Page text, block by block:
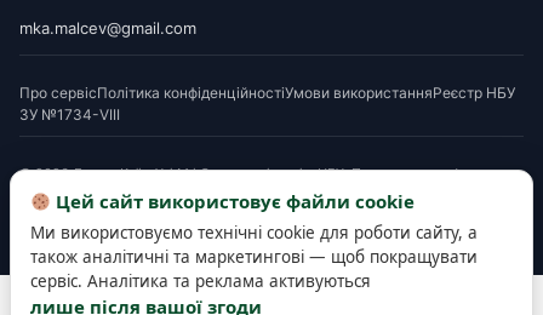
mka.malcev@gmail.com
Про сервісПолітика конфіденційностіУмови використанняРеєстр НБУ
ЗУ №1734-VIII
© 2026 Додам Київ. Усі МФО мають ліцензію НБУ. Посилання на офери є
партнерськими. Перед підписанням ознайомтеся з Паспортом споживчого
кредиту. Деякі матеріали готуються з використанням AI-інструментів і
верифікуються редакцією.
Розробка та підтримка сайту —
Цей сайт використовує файли cookie
Ми використовуємо технічні cookie для роботи сайту, а
також аналітичні та маркетингові — щоб покращувати
сервіс. Аналітика та реклама активуються
лише після вашої згоди